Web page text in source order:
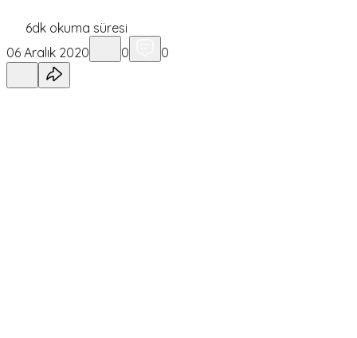
6dk okuma süresi
06 Aralık 2020
0 0